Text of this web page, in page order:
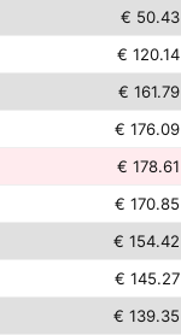
€ 50.43
€ 120.14
€ 161.79
€ 176.09
€ 178.61
€ 170.85
€ 154.42
€ 145.27
€ 139.35